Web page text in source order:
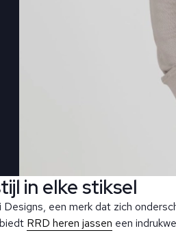
in elke stiksel
een merk dat zich
RRD heren jassen een